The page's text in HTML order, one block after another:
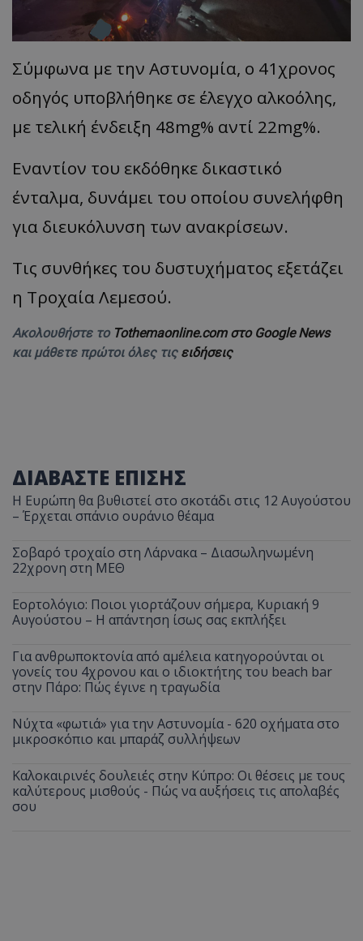
Σύμφωνα με την Αστυνομία, ο 41χρονος
οδηγός υποβλήθηκε σε έλεγχο αλκοόλης,
με τελική ένδειξη 48mg% αντί 22mg%.
Εναντίον του εκδόθηκε δικαστικό
ένταλμα, δυνάμει του οποίου συνελήφθη
για διευκόλυνση των ανακρίσεων.
Τις συνθήκες του δυστυχήματος εξετάζει
η Τροχαία Λεμεσού.
Ακολουθήστε το Tothemaonline.com στο Google News
και μάθετε πρώτοι όλες τις ειδήσεις
ΔΙΑΒΑΣΤΕ ΕΠΙΣΗΣ
Η Ευρώπη θα βυθιστεί στο σκοτάδι στις 12 Αυγούστου
– Έρχεται σπάνιο ουράνιο θέαμα
Σοβαρό τροχαίο στη Λάρνακα – Διασωληνωμένη
22χρονη στη ΜΕΘ
Εορτολόγιο: Ποιοι γιορτάζουν σήμερα, Κυριακή 9
Αυγούστου – Η απάντηση ίσως σας εκπλήξει
Για ανθρωποκτονία από αμέλεια κατηγορούνται οι
γονείς του 4χρονου και ο ιδιοκτήτης του beach bar
στην Πάρο: Πώς έγινε η τραγωδία
Νύχτα «φωτιά» για την Αστυνομία - 620 οχήματα στο
μικροσκόπιο και μπαράζ συλλήψεων
Καλοκαιρινές δουλειές στην Κύπρο: Οι θέσεις με τους
καλύτερους μισθούς - Πώς να αυξήσεις τις απολαβές
σου